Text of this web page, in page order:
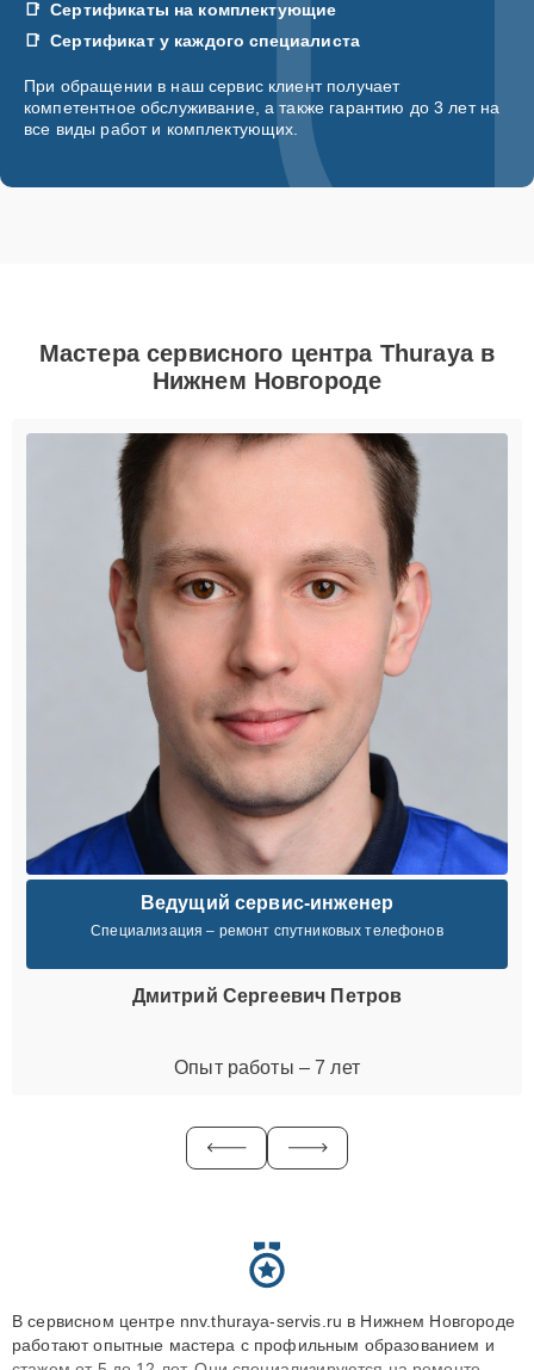
Сертификаты на комплектующие
Сертификат у каждого специалиста
При обращении в наш сервис клиент получает
компетентное обслуживание, а также гарантию до 3 лет на
все виды работ и комплектующих.
Мастера сервисного центра Thuraya в
Нижнем Новгороде
Ведущий сервис-инженер
Специализация – ремонт спутниковых телефонов
Дмитрий Сергеевич Петров
Опыт работы – 7 лет
В сервисном центре nnv.thuraya-servis.ru в Нижнем Новгороде
работают опытные мастера с профильным образованием и